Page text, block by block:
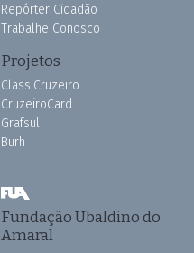
Repórter Cidadão
Trabalhe Conosco
Projetos
ClassiCruzeiro
CruzeiroCard
Grafsul
Burh
Fundação Ubaldino do
Amaral